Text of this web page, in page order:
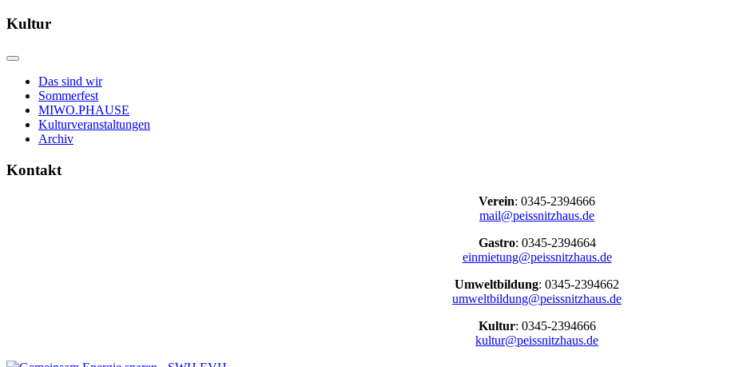
Kultur
Das sind wir
Sommerfest
MIWO.PHAUSE
Kulturveranstaltungen
Archiv
Kontakt
Verein: 0345-2394666
mail@peissnitzhaus.de
Gastro: 0345-2394664
einmietung@peissnitzhaus.de
Umweltbildung: 0345-2394662
umweltbildung@peissnitzhaus.de
Kultur: 0345-2394666
kultur@peissnitzhaus.de